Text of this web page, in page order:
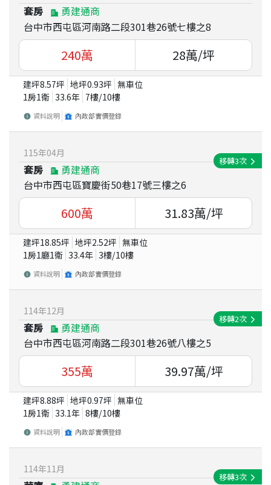
套房
勇建通商
台中市西屯區河南路二段301巷26號七樓之8
240萬 28萬/坪
建坪8.57坪 地坪0.93坪 無車位
1房1衛 33.6年 7樓/10樓
資料說明 內政部實價登錄
115年04月
套房
勇建通商
台中市西屯區寶慶街50巷17號三樓之6
移轉3次
600萬 31.83萬/坪
建坪18.85坪 地坪2.52坪 無車位
1房1廳1衛 33.4年 3樓/10樓
資料說明 內政部實價登錄
114年12月
套房
勇建通商
台中市西屯區河南路二段301巷26號八樓之5
移轉2次
355萬 39.97萬/坪
建坪8.88坪 地坪0.97坪 無車位
1房1衛 33.1年 8樓/10樓
資料說明 內政部實價登錄
114年11 月
移轉3次